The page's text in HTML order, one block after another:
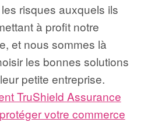
risques auxquels ils
à profit notre
et nous sommes là
les bonnes solutions
petite entreprise.
TruShield Assurance
votre commerce